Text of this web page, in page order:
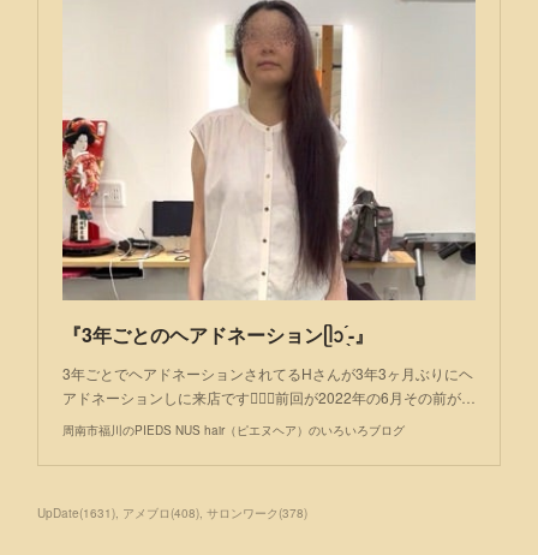
『3年ごとのヘアドネーションᥫᩣ ̖́-』
3年ごとでヘアドネーションされてるHさんが3年3ヶ月ぶりにヘ
アドネーションしに来店です💇🏻‍♀️前回が2022年の6月その前が…
周南市福川のPIEDS NUS hair（ピエヌヘア）のいろいろブログ
UpDate(1631) アメブロ (408) サロンワーク (378)